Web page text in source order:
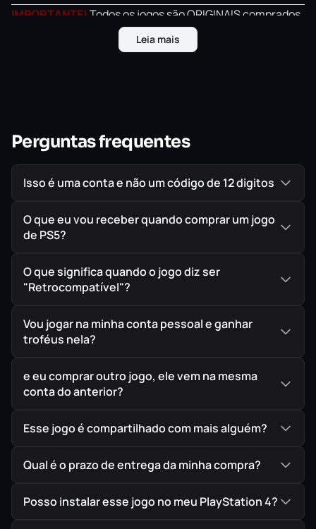
IMPORTANTE! Todos os jogos são ORIGINAIS comprados
diretamente na PlayStation Store, a Loja Oficial da Sony,
garantindo assim a melhor procedência possível para
Leia mais
Perguntas frequentes
Isso é uma conta e não um código de 12 digitos
O que eu vou receber quando comprar um jogo
de PS5?
O que significa quando o jogo diz ser
"Retrocompatível"?
Vou jogar na minha conta pessoal e ganhar
troféus nela?
e eu comprar outro jogo, ele vem na mesma
conta do anterior?
Esse jogo é compartilhado com mais alguém?
Qual é o prazo de entrega da minha compra?
Posso instalar esse jogo no meu PlayStation 4?